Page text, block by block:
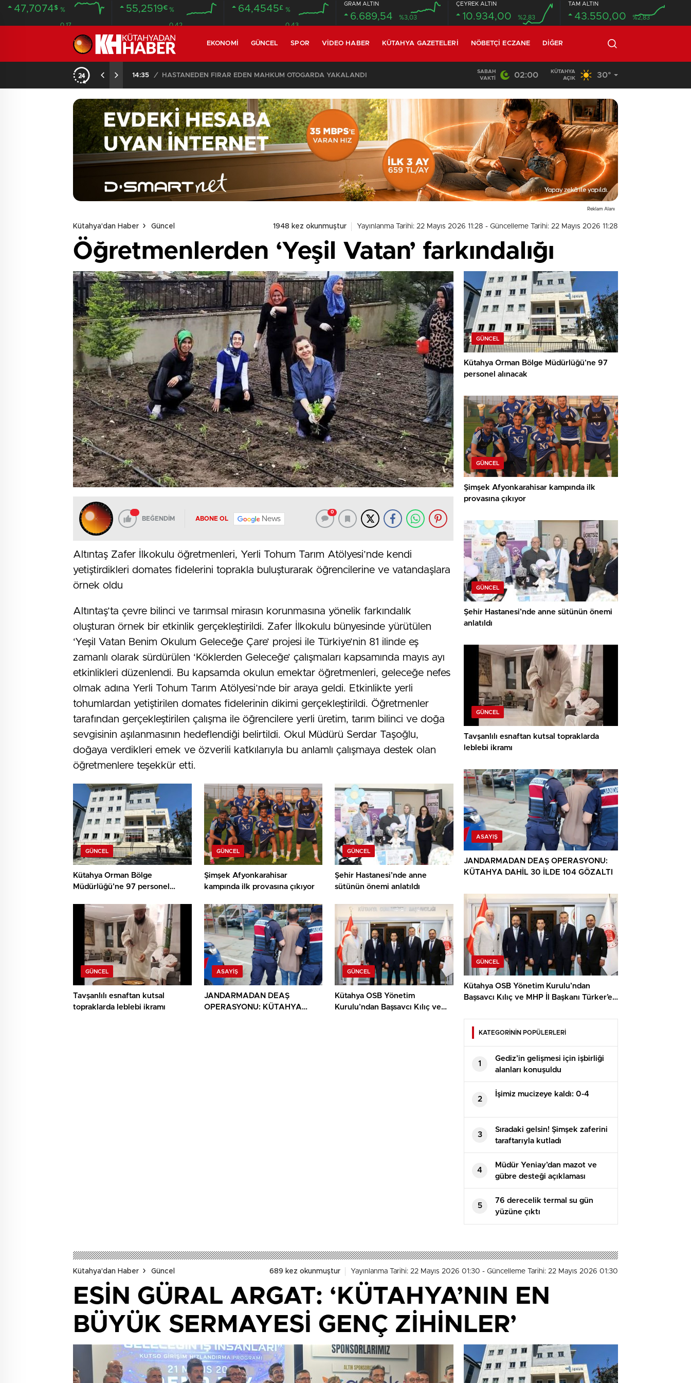
47,7074$ %
0.17
55,2519€ %
0.42
64,4545£ %
0.43
GRAM ALTIN
6.689,54 %3,03
ÇEYREK ALTIN
10.934,00 %2,83
TAM ALTIN
43.550,00 %2,83
EKONOMI GÜNCEL SPOR VIDEO HABER KÜTAHYA GAZETELERI NÖBETÇI ECZANE DIĞER
14:35 / HASTANEDEN FİRAR EDEN MAHKUM OTOGARDA YAKALANDI 20:58 /
SABAH
VAKTI
02:00
KÜTAHYA
AÇIK
30°
Reklam Alanı
Kütahya'dan Haber Güncel 1948 kez okunmuştur Yayınlanma Tarihi: 22 Mayıs 2026 11:28 - Güncelleme Tarihi: 22 Mayıs 2026 11:28
Öğretmenlerden ‘Yeşil Vatan’ farkındalığı
BEĞENDİM ABONE OL News
0
Altıntaş Zafer İlkokulu öğretmenleri, Yerli Tohum Tarım Atölyesi’nde kendi
yetiştirdikleri domates fidelerini toprakla buluşturarak öğrencilerine ve vatandaşlara
örnek oldu
Altıntaş’ta çevre bilinci ve tarımsal mirasın korunmasına yönelik farkındalık
oluşturan örnek bir etkinlik gerçekleştirildi. Zafer İlkokulu bünyesinde yürütülen
‘Yeşil Vatan Benim Okulum Geleceğe Çare’ projesi ile Türkiye’nin 81 ilinde eş
zamanlı olarak sürdürülen ‘Köklerden Geleceğe’ çalışmaları kapsamında mayıs ayı
etkinlikleri düzenlendi. Bu kapsamda okulun emektar öğretmenleri, geleceğe nefes
olmak adına Yerli Tohum Tarım Atölyesi’nde bir araya geldi. Etkinlikte yerli
tohumlardan yetiştirilen domates fidelerinin dikimi gerçekleştirildi. Öğretmenler
tarafından gerçekleştirilen çalışma ile öğrencilere yerli üretim, tarım bilinci ve doğa
sevgisinin aşılanmasının hedeflendiği belirtildi. Okul Müdürü Serdar Taşoğlu,
doğaya verdikleri emek ve özverili katkılarıyla bu anlamlı çalışmaya destek olan
öğretmenlere teşekkür etti.
GÜNCEL
Kütahya Orman Bölge
Müdürlüğü’ne 97 personel
GÜNCEL
Şimşek Afyonkarahisar
kampında ilk provasına çıkıyor
GÜNCEL
Şehir Hastanesi’nde anne
sütünün önemi anlatıldı
GÜNCEL
Tavşanlılı esnaftan kutsal
topraklarda leblebi ikramı
ASAYIŞ
JANDARMADAN DEAŞ
OPERASYONU: KÜTAHYA
GÜNCEL
Kütahya OSB Yönetim
Kurulu’ndan Başsavcı Kılıç ve
GÜNCEL
Kütahya Orman Bölge Müdürlüğü’ne 97
personel alınacak
GÜNCEL
Şimşek Afyonkarahisar kampında ilk
provasına çıkıyor
GÜNCEL
Şehir Hastanesi’nde anne sütünün önemi
anlatıldı
GÜNCEL
Tavşanlılı esnaftan kutsal topraklarda
leblebi ikramı
ASAYIŞ
JANDARMADAN DEAŞ OPERASYONU:
KÜTAHYA DAHİL 30 İLDE 104 GÖZALTI
GÜNCEL
Kütahya OSB Yönetim Kurulu’ndan
Başsavcı Kılıç ve MHP İl Başkanı Türker’e
KATEGORİNİN POPÜLERLERİ
1
Gediz’in gelişmesi için işbirliği
alanları konuşuldu
2
İşimiz mucizeye kaldı: 0-4
3
Sıradaki gelsin! Şimşek zaferini
taraftarıyla kutladı
4
Müdür Yeniay’dan mazot ve
gübre desteği açıklaması
5
76 derecelik termal su gün
yüzüne çıktı
Kütahya'dan Haber Güncel 689 kez okunmuştur Yayınlanma Tarihi: 22 Mayıs 2026 01:30 - Güncelleme Tarihi: 22 Mayıs 2026 01:30
ESİN GÜRAL ARGAT: ‘KÜTAHYA’NIN EN
BÜYÜK SERMAYESİ GENÇ ZİHİNLER’